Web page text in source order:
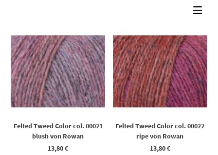
Felted Tweed Color col. 00021
blush von Rowan
13,80€
Felted Tweed Color col. 00022
ripe von Rowan
13,80€